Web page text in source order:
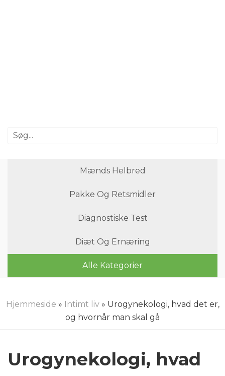
Mænds Helbred
Pakke Og Retsmidler
Diagnostiske Test
Diæt Og Ernæring
Alle Kategorier
Hjemmeside » Intimt liv» Urogynekologi, hvad det er,
og hvornår man skal gå
Urogynekologi, hvad